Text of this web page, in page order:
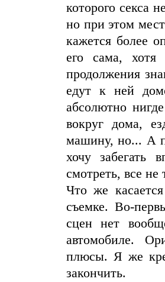
которого секса
но при этом
кажется более
его сама, хотя
продолжения
едут к ней
абсолютно
вокруг дома,
машину, но... А
хочу забегать
смотреть, все не
Что же
съемке. Во-
сцен нет
автомобиле.
плюсы. Я же
закончить.